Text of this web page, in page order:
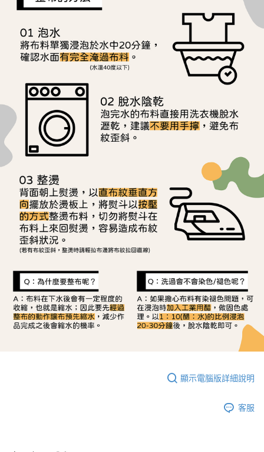
【注意事項】
１．透過由恩沛科技股份有限公司提供之「AFTEE先享後付」服務完成之交
易，需依本服務之必要範圍內提供個人資料，並將交易相關給付款項請求債
權轉讓予恩沛科技股份有限公司。
２．關於個人資料處理事宜，請瀏覽以下網址：
https://aftee.tw/terms/#terms3
３．未成年的使用者請事先徵得法定代理人或監護人之同意方可使用
「AFTEE先享後付」，若未經同意申辦者引起之損失，本公司不負相關責
任。
４．使用「AFTEE先享後付」時，將依據個別帳號之用戶狀況，依本公司即
時審查核予不同之上限額度；若仍有額度不足之情形，本公司將視審查結果
請求用戶進行身份認證。
５．嚴禁一人註冊多個帳號或使用他人資訊註冊。若發現惡意使用之情形，
恩沛科技股份有限公司將有權停止該用戶之使用額度並採取法律行動。
顯示電腦版詳細說明
客服